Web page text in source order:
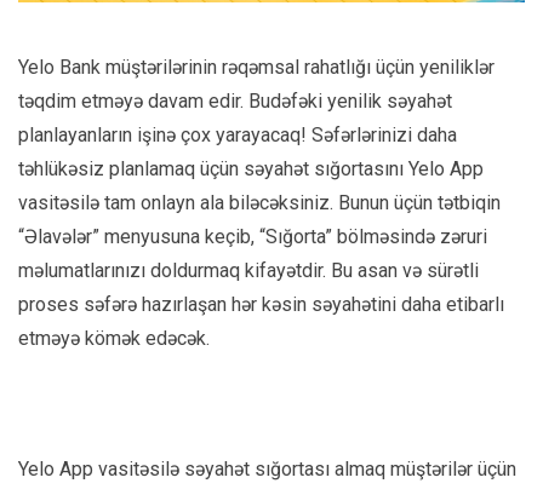
Yelo Bank müştərilərinin rəqəmsal rahatlığı üçün yeniliklər
təqdim etməyə davam edir. Budəfəki yenilik səyahət
planlayanların işinə çox yarayacaq! Səfərlərinizi daha
təhlükəsiz planlamaq üçün səyahət sığortasını Yelo App
vasitəsilə tam onlayn ala biləcəksiniz. Bunun üçün tətbiqin
“Əlavələr” menyusuna keçib, “Sığorta” bölməsində zəruri
məlumatlarınızı doldurmaq kifayətdir. Bu asan və sürətli
proses səfərə hazırlaşan hər kəsin səyahətini daha etibarlı
etməyə kömək edəcək.
Yelo App vasitəsilə səyahət sığortası almaq müştərilər üçün